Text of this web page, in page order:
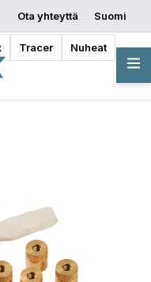
Tracer Nuheat
Ota yhteyttä
Suomi
Aloita suunnittelu